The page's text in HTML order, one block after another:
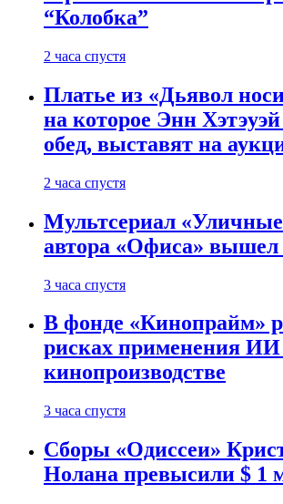
“Колобка”
2 часа спустя
Платье из «Дьявол
на которое Энн
обед, выставят на
2 часа спустя
Мультсериал
автора «Офиса»
3 часа спустя
В фонде «Кинопрайм»
рисках применения
кинопроизводстве
3 часа спустя
Сборы «Одиссеи»
Нолана превысили $ 1